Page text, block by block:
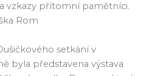
vzkazy přítomní pamětníci.
Rom
setkání v
byla představena výstava